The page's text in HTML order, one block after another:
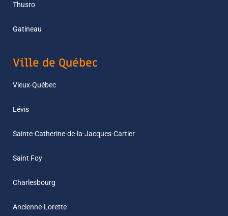
Thusro
Gatineau
Ville de Québec
Vieux-Québec
Lévis
Sainte-Catherine-de-la-Jacques-Cartier
Saint Foy
Charlesbourg
Ancienne-Lorette